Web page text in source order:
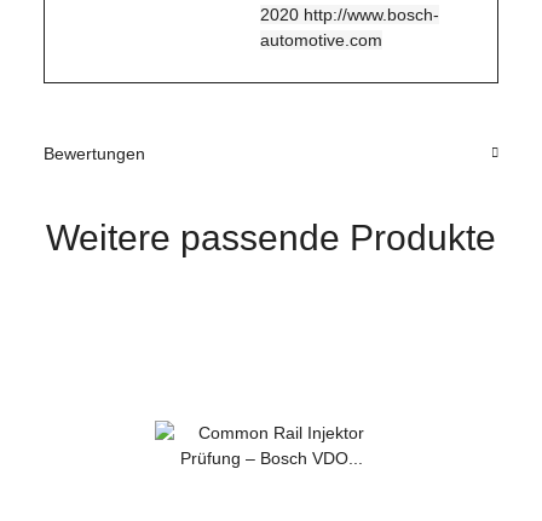
2020 http://www.bosch-
automotive.com
Bewertungen
Weitere passende Produkte